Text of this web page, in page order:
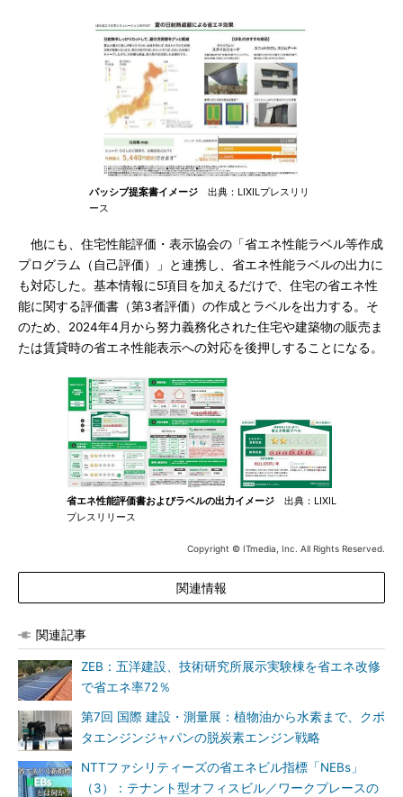
パッシブ提案書イメージ 出典：LIXILプレスリリ
ース
他にも、住宅性能評価・表示協会の「省エネ性能ラベル等作成
プログラム（自己評価）」と連携し、省エネ性能ラベルの出力に
も対応した。基本情報に5項目を加えるだけで、住宅の省エネ性
能に関する評価書（第3者評価）の作成とラベルを出力する。そ
のため、2024年4月から努力義務化された住宅や建築物の販売ま
たは賃貸時の省エネ性能表示への対応を後押しすることになる。
省エネ性能評価書およびラベルの出力イメージ 出典：LIXIL
プレスリリース
Copyright © ITmedia, Inc. All Rights Reserved.
関連情報
関連記事
ZEB：五洋建設、技術研究所展示実験棟を省エネ改修
で省エネ率72％
第7回 国際 建設・測量展：植物油から水素まで、クボ
タエンジンジャパンの脱炭素エンジン戦略
NTTファシリティーズの省エネビル指標「NEBs」
（3）：テナント型オフィスビル／ワークプレースの